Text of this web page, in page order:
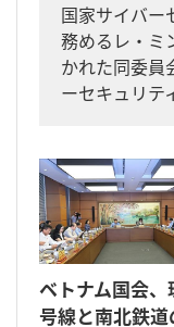
国家サイバー
務めるレ・ミ
かれた同委員
ーセキュリテ
ベトナム国会、
号線と南北鉄